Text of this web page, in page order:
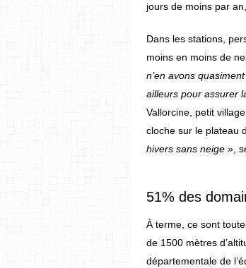
jours de moins par
Dans les stations,
moins en moins de
n’en avons
ailleurs pour assurer
Vallorcine, petit
cloche sur le plateau
hivers sans neige » ,
51% des
À terme, ce sont
de 1500 mètres
départementale de